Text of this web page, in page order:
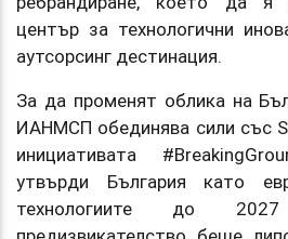
център за технологични
аутсорсинг дестинация.
За да променят облика на
ИАНМСП обединява сили със
инициативата
утвърди България като
технологиите до 2027